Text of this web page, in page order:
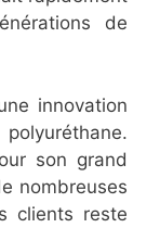
de
innovation
son grand
nombreuses
clients reste